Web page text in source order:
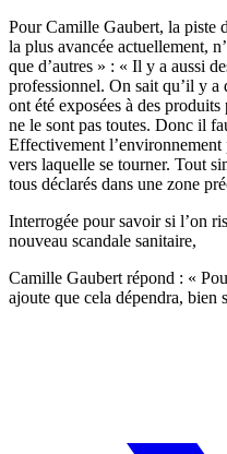
Pour Camille Gaubert, la piste
la plus avancée actuellement,
que d’autres » : « Il y a aussi
professionnel. On sait qu’il y a
ont été exposées à des
ne le sont pas toutes. Donc il
Effectivement
vers laquelle se tourner. Tout
tous déclarés dans une zone
Interrogée pour savoir si l’on
nouveau scandale sanitaire,
Camille Gaubert répond : «
ajoute que cela dépendra, bien